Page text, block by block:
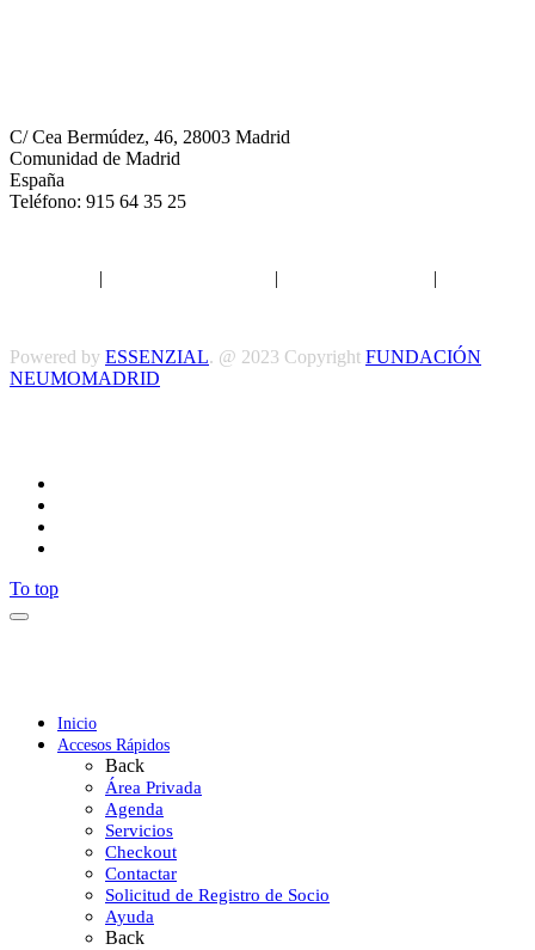
C/ Cea Bermúdez, 46, 28003 Madrid
Comunidad de Madrid
España
Teléfono: 915 64 35 25
| | |
Powered by ESSENZIAL. @ 2023 Copyright FUNDACIÓN
NEUMOMADRID
To top
Inicio
Accesos Rápidos
Back
Área Privada
Agenda
Servicios
Checkout
Contactar
Solicitud de Registro de Socio
Ayuda
Back